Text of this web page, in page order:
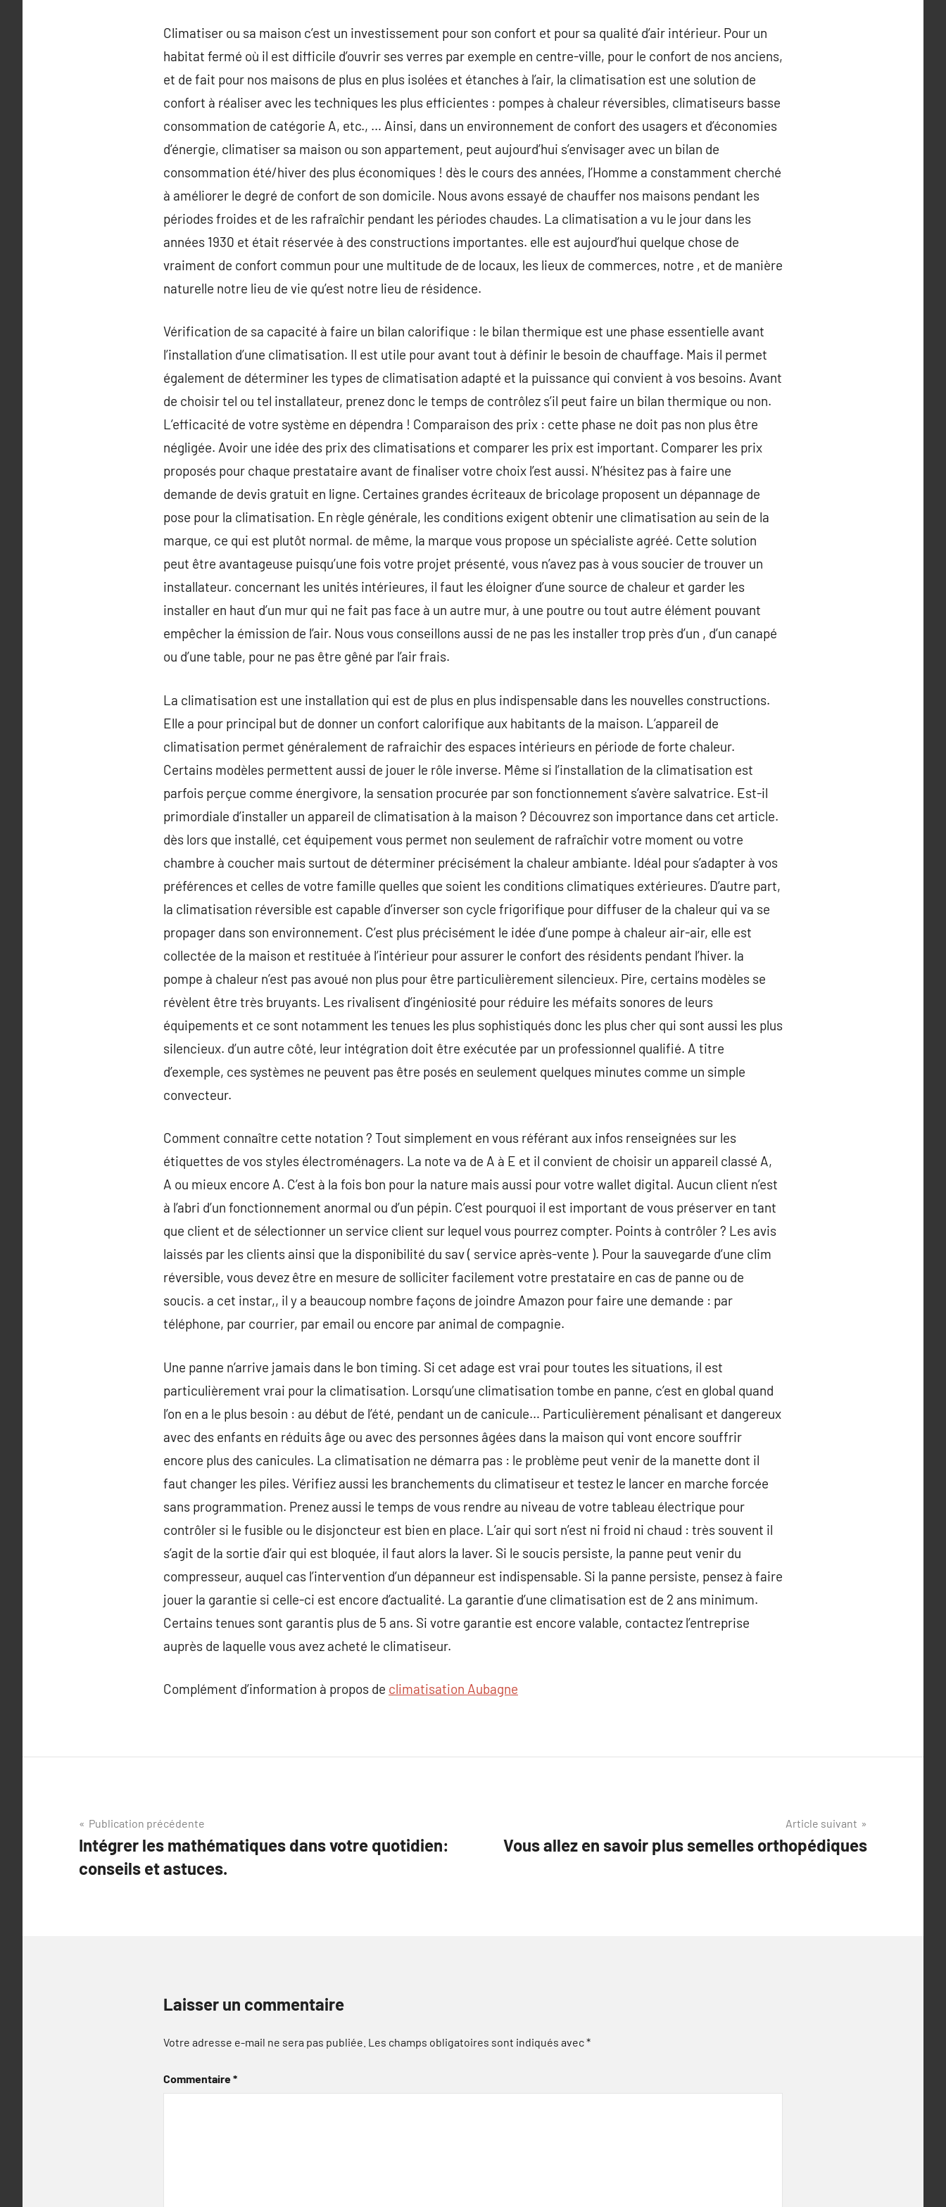
Climatiser ou sa maison c’est un investissement pour son confort et pour sa qualité d’air intérieur. Pour un
habitat fermé où il est difficile d’ouvrir ses verres par exemple en centre-ville, pour le confort de nos anciens,
et de fait pour nos maisons de plus en plus isolées et étanches à l’air, la climatisation est une solution de
confort à réaliser avec les techniques les plus efficientes : pompes à chaleur réversibles, climatiseurs basse
consommation de catégorie A, etc., … Ainsi, dans un environnement de confort des usagers et d’économies
d’énergie, climatiser sa maison ou son appartement, peut aujourd’hui s’envisager avec un bilan de
consommation été/hiver des plus économiques ! dès le cours des années, l’Homme a constamment cherché
à améliorer le degré de confort de son domicile. Nous avons essayé de chauffer nos maisons pendant les
périodes froides et de les rafraîchir pendant les périodes chaudes. La climatisation a vu le jour dans les
années 1930 et était réservée à des constructions importantes. elle est aujourd’hui quelque chose de
vraiment de confort commun pour une multitude de de locaux, les lieux de commerces, notre , et de manière
naturelle notre lieu de vie qu’est notre lieu de résidence.
Vérification de sa capacité à faire un bilan calorifique : le bilan thermique est une phase essentielle avant
l’installation d’une climatisation. Il est utile pour avant tout à définir le besoin de chauffage. Mais il permet
également de déterminer les types de climatisation adapté et la puissance qui convient à vos besoins. Avant
de choisir tel ou tel installateur, prenez donc le temps de contrôlez s’il peut faire un bilan thermique ou non.
L’efficacité de votre système en dépendra ! Comparaison des prix : cette phase ne doit pas non plus être
négligée. Avoir une idée des prix des climatisations et comparer les prix est important. Comparer les prix
proposés pour chaque prestataire avant de finaliser votre choix l’est aussi. N’hésitez pas à faire une
demande de devis gratuit en ligne. Certaines grandes écriteaux de bricolage proposent un dépannage de
pose pour la climatisation. En règle générale, les conditions exigent obtenir une climatisation au sein de la
marque, ce qui est plutôt normal. de même, la marque vous propose un spécialiste agréé. Cette solution
peut être avantageuse puisqu’une fois votre projet présenté, vous n’avez pas à vous soucier de trouver un
installateur. concernant les unités intérieures, il faut les éloigner d’une source de chaleur et garder les
installer en haut d’un mur qui ne fait pas face à un autre mur, à une poutre ou tout autre élément pouvant
empêcher la émission de l’air. Nous vous conseillons aussi de ne pas les installer trop près d’un , d’un canapé
ou d’une table, pour ne pas être gêné par l’air frais.
La climatisation est une installation qui est de plus en plus indispensable dans les nouvelles constructions.
Elle a pour principal but de donner un confort calorifique aux habitants de la maison. L’appareil de
climatisation permet généralement de rafraichir des espaces intérieurs en période de forte chaleur.
Certains modèles permettent aussi de jouer le rôle inverse. Même si l’installation de la climatisation est
parfois perçue comme énergivore, la sensation procurée par son fonctionnement s’avère salvatrice. Est-il
primordiale d’installer un appareil de climatisation à la maison ? Découvrez son importance dans cet article.
dès lors que installé, cet équipement vous permet non seulement de rafraîchir votre moment ou votre
chambre à coucher mais surtout de déterminer précisément la chaleur ambiante. Idéal pour s’adapter à vos
préférences et celles de votre famille quelles que soient les conditions climatiques extérieures. D’autre part,
la climatisation réversible est capable d’inverser son cycle frigorifique pour diffuser de la chaleur qui va se
propager dans son environnement. C’est plus précisément le idée d’une pompe à chaleur air-air, elle est
collectée de la maison et restituée à l’intérieur pour assurer le confort des résidents pendant l’hiver. la
pompe à chaleur n’est pas avoué non plus pour être particulièrement silencieux. Pire, certains modèles se
révèlent être très bruyants. Les rivalisent d’ingéniosité pour réduire les méfaits sonores de leurs
équipements et ce sont notamment les tenues les plus sophistiqués donc les plus cher qui sont aussi les plus
silencieux. d’un autre côté, leur intégration doit être exécutée par un professionnel qualifié. A titre
d’exemple, ces systèmes ne peuvent pas être posés en seulement quelques minutes comme un simple
convecteur.
Comment connaître cette notation ? Tout simplement en vous référant aux infos renseignées sur les
étiquettes de vos styles électroménagers. La note va de A à E et il convient de choisir un appareil classé A,
A ou mieux encore A. C’est à la fois bon pour la nature mais aussi pour votre wallet digital. Aucun client n’est
à l’abri d’un fonctionnement anormal ou d’un pépin. C’est pourquoi il est important de vous préserver en tant
que client et de sélectionner un service client sur lequel vous pourrez compter. Points à contrôler ? Les avis
laissés par les clients ainsi que la disponibilité du sav ( service après-vente ). Pour la sauvegarde d’une clim
réversible, vous devez être en mesure de solliciter facilement votre prestataire en cas de panne ou de
soucis. a cet instar,, il y a beaucoup nombre façons de joindre Amazon pour faire une demande : par
téléphone, par courrier, par email ou encore par animal de compagnie.
Une panne n’arrive jamais dans le bon timing. Si cet adage est vrai pour toutes les situations, il est
particulièrement vrai pour la climatisation. Lorsqu’une climatisation tombe en panne, c’est en global quand
l’on en a le plus besoin : au début de l’été, pendant un de canicule… Particulièrement pénalisant et dangereux
avec des enfants en réduits âge ou avec des personnes âgées dans la maison qui vont encore souffrir
encore plus des canicules. La climatisation ne démarra pas : le problème peut venir de la manette dont il
faut changer les piles. Vérifiez aussi les branchements du climatiseur et testez le lancer en marche forcée
sans programmation. Prenez aussi le temps de vous rendre au niveau de votre tableau électrique pour
contrôler si le fusible ou le disjoncteur est bien en place. L’air qui sort n’est ni froid ni chaud : très souvent il
s’agit de la sortie d’air qui est bloquée, il faut alors la laver. Si le soucis persiste, la panne peut venir du
compresseur, auquel cas l’intervention d’un dépanneur est indispensable. Si la panne persiste, pensez à faire
jouer la garantie si celle-ci est encore d’actualité. La garantie d’une climatisation est de 2 ans minimum.
Certains tenues sont garantis plus de 5 ans. Si votre garantie est encore valable, contactez l’entreprise
auprès de laquelle vous avez acheté le climatiseur.
Complément d’information à propos de climatisation Aubagne
Navigation
de
l’article
Publication précédente
Intégrer les mathématiques dans votre quotidien:
conseils et astuces.
Article suivant
Vous allez en savoir plus semelles orthopédiques
Laisser un commentaire
Votre adresse e-mail ne sera pas publiée. Les champs obligatoires sont indiqués avec*
Commentaire*